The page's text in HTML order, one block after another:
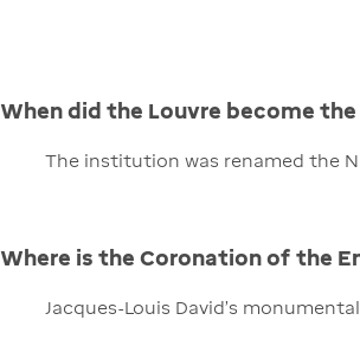
When did the Louvre become
The institution was renamed the
Where is the Coronation of the
Jacques-Louis David's